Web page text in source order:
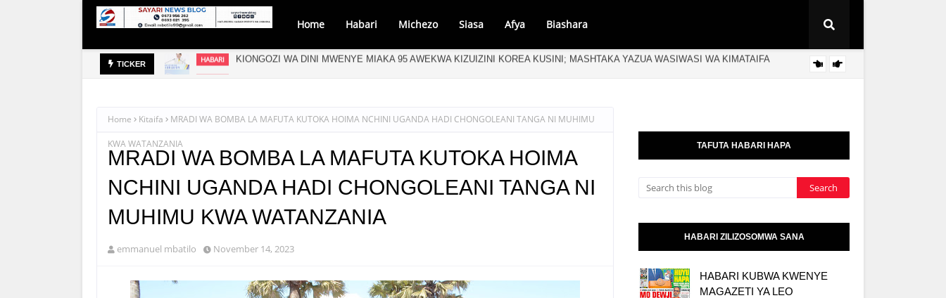
Home Habari Michezo Siasa Afya Biashara
TICKER HABARI AZZA AKAMILISHA HATUA YA UPAUAJI, SASA AIBEBA AJENDA YA KUMALIZIA ZAHANATI YA SHABULUBA
Home Kitaifa MRADI WA BOMBA LA MAFUTA KUTOKA HOIMA NCHINI UGANDA HADI CHONGOLEANI TANGA NI MUHIMU
KWA WATANZANIA
MRADI WA BOMBA LA MAFUTA KUTOKA HOIMA
NCHINI UGANDA HADI CHONGOLEANI TANGA NI
MUHIMU KWA WATANZANIA
emmanuel mbatilo November 14, 2023
TAFUTA HABARI HAPA
HABARI ZILIZOSOMWA SANA
HABARI KUBWA KWENYE
MAGAZETI YA LEO